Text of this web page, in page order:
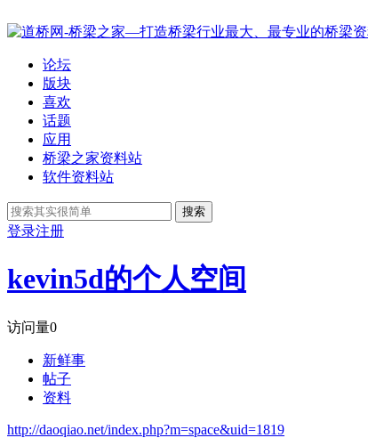
论坛
版块
喜欢
话题
应用
桥梁之家资料站
软件资料站
搜索
登录注册
kevin5d的个人空间
访问量0
新鲜事
帖子
资料
http://daoqiao.net/index.php?m=space&uid=1819